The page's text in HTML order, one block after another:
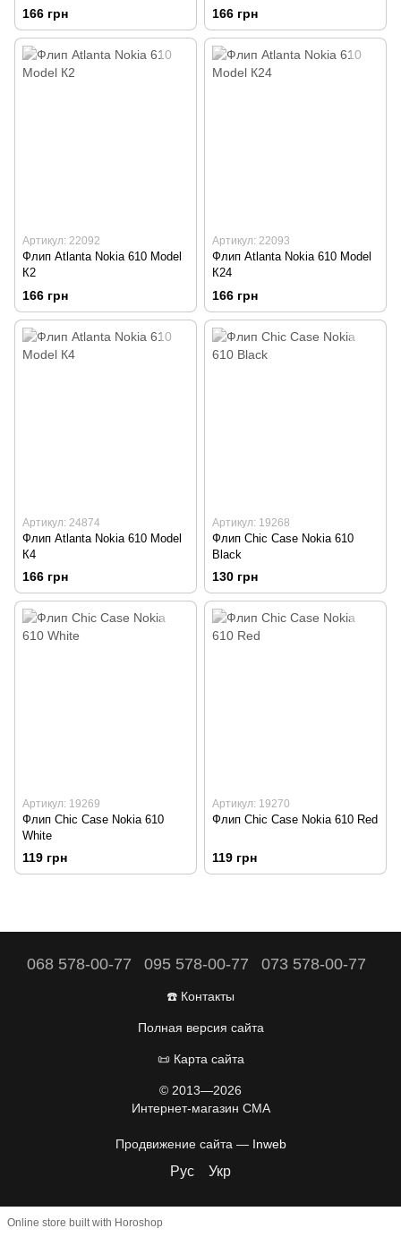
166 грн 166 грн
Артикул: 22092
Флип Atlanta Nokia 610 Model
К2
166 грн
Артикул: 22093
Флип Atlanta Nokia 610 Model
К24
166 грн
Артикул: 24874
Флип Atlanta Nokia 610 Model
К4
166 грн
Артикул: 19268
Флип Chic Case Nokia 610
Black
130 грн
Артикул: 19269
Флип Chic Case Nokia 610
White
119 грн
Артикул: 19270
Флип Chic Case Nokia 610 Red
119 грн
068 578-00-77 095 578-00-77 073 578-00-77
☎️ Контакты
Полная версия сайта
📜 Карта сайта
© 2013—2026
Интернет-магазин CMA
Продвижение сайта — Inweb
Рус Укр
Online store built with Horoshop